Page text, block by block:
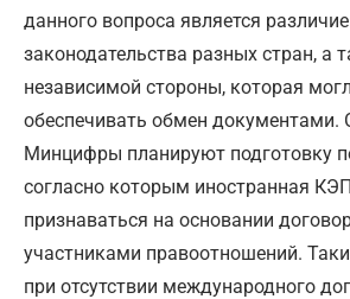
данного вопроса является различие
законодательства разных стран, а
независимой стороны, которая
обеспечивать обмен документами.
Минцифры планируют подготовку
согласно которым иностранная
признаваться на основании
участниками правоотношений.
при отсутствии международного